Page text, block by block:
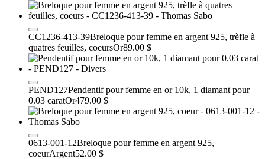
CC1236-413-39Breloque pour femme en argent 925, trèfle à
quatres feuilles, coeursOr89.00 $
PEND127Pendentif pour femme en or 10k, 1 diamant pour
0.03 caratOr479.00 $
0613-001-12Breloque pour femme en argent 925,
coeurArgent52.00 $